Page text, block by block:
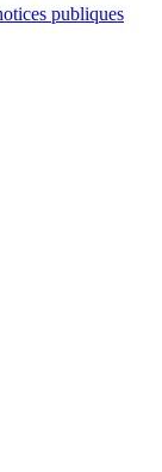
publiques